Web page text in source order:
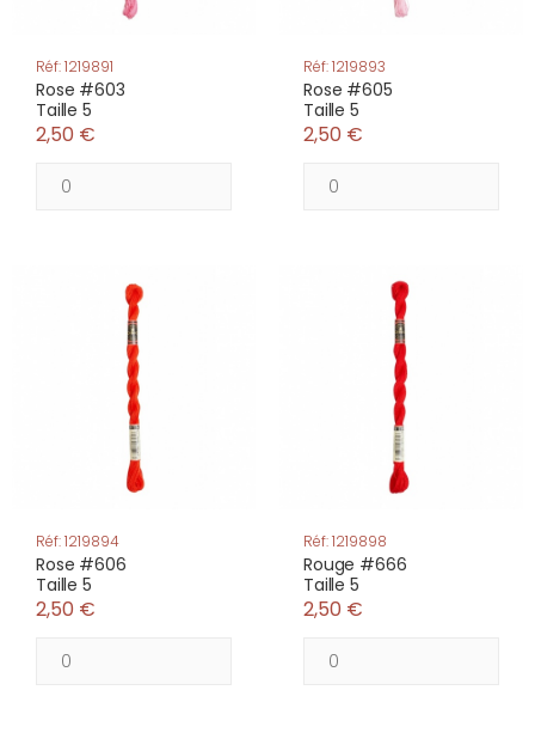
Réf: 1219891
Rose #603
Taille 5
2,50 €
Réf: 1219893
Rose #605
Taille 5
2,50 €
Réf: 1219894
Rose #606
Taille 5
2,50 €
Réf: 1219898
Rouge #666
Taille 5
2,50 €